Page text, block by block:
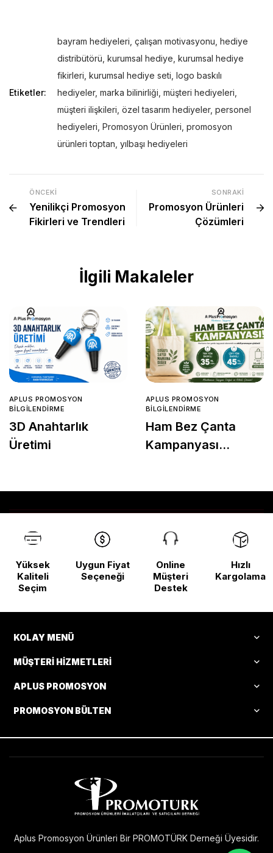
Etiketler:
bayram hediyeleri çalışan motivasyonu hediye
distribütörü kurumsal hediye kurumsal hediye
fikirleri kurumsal hediye seti logo baskılı
hediyeler, marka bilinirliği müşteri hediyeleri
müşteri ilişkileri özel tasarım hediyeler, personel
hediyeleri Promosyon Ürünleri promosyon
ürünleri toptan yılbaşı hediyeleri
ÖNCEKI
Yenilikçi Promosyon
Fikirleri ve Trendleri
SONRAKI
Promosyon Ürünleri
Çözümleri
İlgili Makaleler
APLUS PROMOSYON
BILGILENDIRME
3D Anahtarlık
Üretimi
APLUS PROMOSYON
BILGILENDIRME
Ham Bez Çanta
Kampanyası
Yüksek
Kaliteli
Seçim
Uygun Fiyat
Seçeneği
Online
Müşteri
Destek
Hızlı
Kargolama
KOLAY MENÜ
MÜŞTERI HIZMETLERI
APLUS PROMOSYON
PROMOSYON BÜLTEN
Aplus Promosyon Ürünleri Bir PROMOTÜRK Derneği Üyesidir.